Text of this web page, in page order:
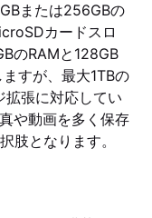
または256GBの
カードスロ
のRAMと128GB
すが、最大1TBの
張に対応してい
や動画を多く保存
肢となります。